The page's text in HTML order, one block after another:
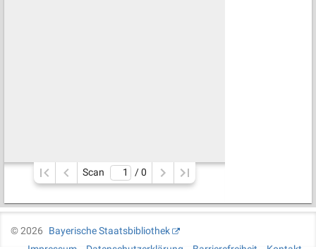
Scan / 0
©2026
Bayerische Staatsbibliothek